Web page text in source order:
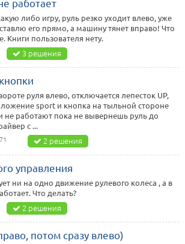
работает
либо игру, руль резко уходит влево, уже
его прямо, а машину тянет вправо! Что
Книги пользователя нету.
3 решения
руля влево, отключается лепесток UP,
sport и кнопка на тыльной стороне
не работают пока не вывернешь руль до
с ...
2 решения
управления
ни на одно движение рулевого колеса , а в
Что делать?
2 решения
потом сразу влево)